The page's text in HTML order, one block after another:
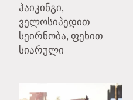
ჰაიკინგი,
ველოსიპედით
სეირნობა, ფეხით
სიარული